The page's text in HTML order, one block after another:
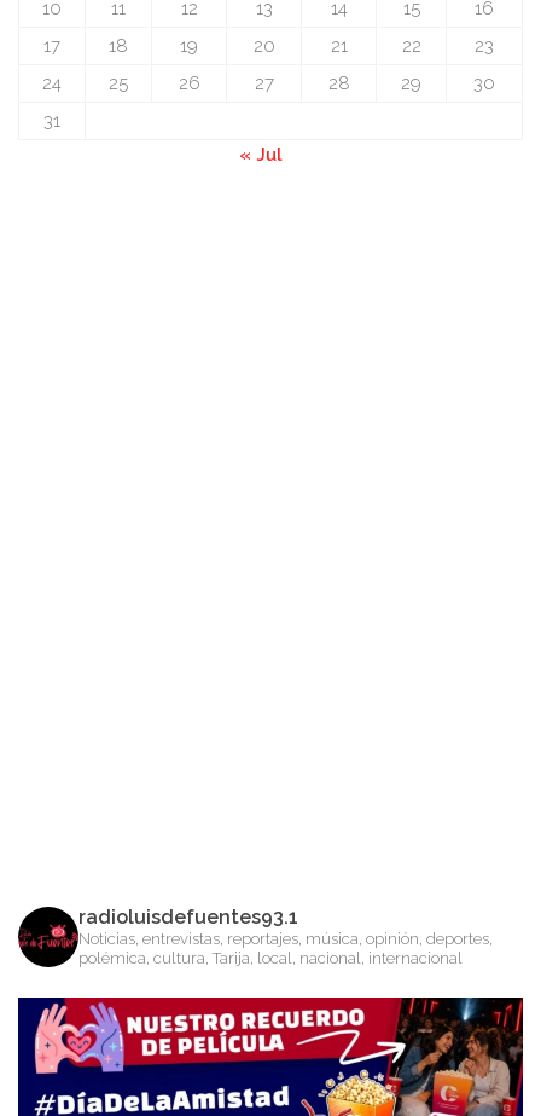
10
11 12 13 14 15
16
17
18 19 20 21 22
23
24
25 26 27 28 29
30
31
« Jul
radioluisdefuentes93.1
Noticias, entrevistas, reportajes, música, opinión, deportes,
polémica, cultura, Tarija, local, nacional, internacional